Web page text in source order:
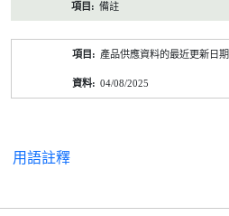
備註
產品供應資料的最近更新日期
04/08/2025
用語註釋